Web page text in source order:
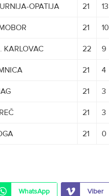
OPATIJA 21 13
21 10
KARLOVAC 22 9
21 4
21 3
21 3
21 0
WhatsApp Viber